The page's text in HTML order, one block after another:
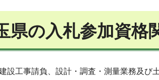
県の入札参加資格
設工事請負、設計・調査・測量業務及び